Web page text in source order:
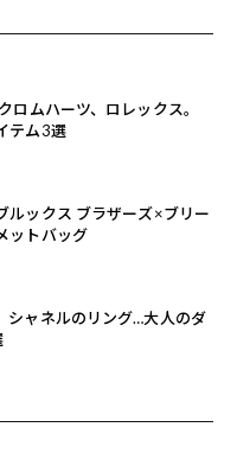
ロムハーツ、ロレックス。
テム3選
ルックス ブラザーズ×ブリー
ットバッグ
シャネルのリング…大人のダ